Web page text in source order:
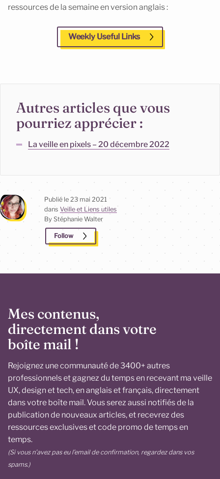
ressources de la semaine en version anglais :
Weekly Useful Links
Autres articles que vous
pourriez apprécier :
La veille en pixels – 20 décembre 2022
Publié le23 mai 2021
dans Veille et Liens utiles
By StéphanieWalter
Follow
Mes contenus,
directement dans votre
boîte mail !
Rejoignez une communauté de 3400+ autres
professionnels et gagnez du temps en recevant ma veille
UX, design et tech, en anglais et français, directement
dans votre boîte mail. Vous serez aussi notifiés de la
publication de nouveaux articles, et recevrez des
ressources exclusives et code promo de temps en
temps.
(Si vous n’avez pas eu l’email de confirmation, regardez dans vos
spams.)